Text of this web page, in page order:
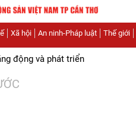
Xã hội An ninh-Pháp luật Thế giới
động và phát triển